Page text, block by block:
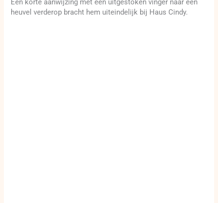
Een korte aanwijzing met een uitgestoken vinger naar een
heuvel verderop bracht hem uiteindelijk bij Haus Cindy.